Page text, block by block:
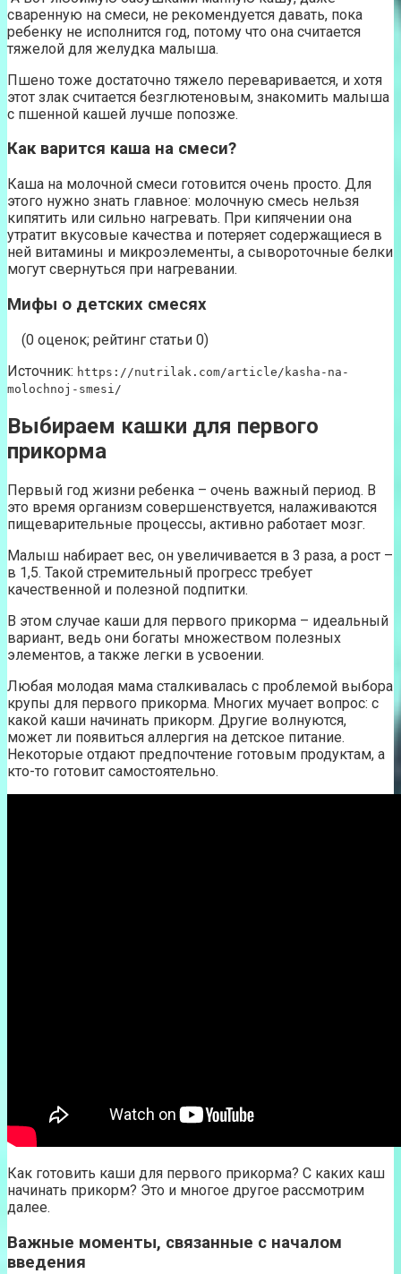
сваренную на смеси, не рекомендуется давать, пока
ребенку не исполнится год, потому что она считается
тяжелой для желудка малыша.
Пшено тоже достаточно тяжело переваривается, и хотя
этот злак считается безглютеновым, знакомить малыша
с пшенной кашей лучше попозже.
Как варится каша на смеси?
Каша на молочной смеси готовится очень просто. Для
этого нужно знать главное: молочную смесь нельзя
кипятить или сильно нагревать. При кипячении она
утратит вкусовые качества и потеряет содержащиеся в
ней витамины и микроэлементы, а сывороточные белки
могут свернуться при нагревании.
Мифы о детских смесях
(0 оценок; рейтинг статьи 0)
Источник: https://nutrilak.com/article/kasha-na-
molochnoj-smesi/
Выбираем кашки для первого
прикорма
Первый год жизни ребенка – очень важный период. В
это время организм совершенствуется, налаживаются
пищеварительные процессы, активно работает мозг.
Малыш набирает вес, он увеличивается в 3 раза, а рост –
в 1,5. Такой стремительный прогресс требует
качественной и полезной подпитки.
В этом случае каши для первого прикорма – идеальный
вариант, ведь они богаты множеством полезных
элементов, а также легки в усвоении.
Любая молодая мама сталкивалась с проблемой выбора
крупы для первого прикорма. Многих мучает вопрос: с
какой каши начинать прикорм. Другие волнуются,
может ли появиться аллергия на детское питание.
Некоторые отдают предпочтение готовым продуктам, а
кто-то готовит самостоятельно.
Как готовить каши для первого прикорма? С каких каш
начинать прикорм? Это и многое другое рассмотрим
далее.
Важные моменты, связанные с началом
введения